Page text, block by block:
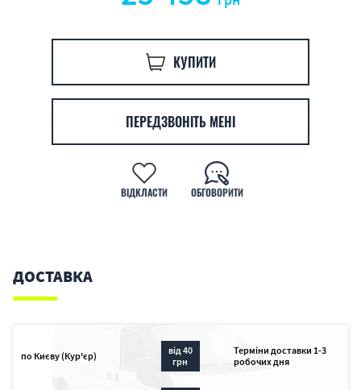
КУПИТИ
ПЕРЕДЗВОНІТЬ МЕНІ
ВІДКЛАСТИ ОБГОВОРИТИ
ДОСТАВКА
по Києву (Кур'єр)
від 40
грн
Терміни доставки 1-3
робочих дня